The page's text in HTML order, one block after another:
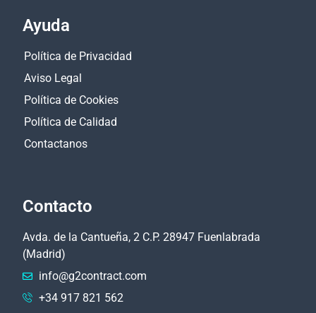
Ayuda
Política de Privacidad
Aviso Legal
Política de Cookies
Política de Calidad
Contactanos
Contacto
Avda. de la Cantueña, 2 C.P. 28947 Fuenlabrada
(Madrid)
info@g2contract.com
+34 917 821 562